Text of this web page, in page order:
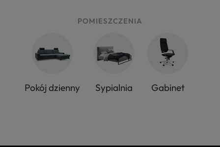
POMIESZCZENIA
Pokój dzienny Sypialnia Gabinet